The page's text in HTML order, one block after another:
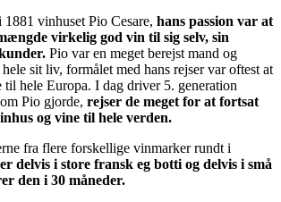
1881 vinhuset Pio Cesare, hans passion var at
virkelig god vin til sig selv, sin
Pio var en meget berejst mand og
sit liv, formålet med hans rejser var oftest at
til hele Europa. I dag driver 5. generation
Pio gjorde, rejser de meget for at fortsat
og vine til hele verden.
fra flere forskellige vinmarker rundt i
delvis i store fransk eg botti og delvis i små
den i 30 måneder.